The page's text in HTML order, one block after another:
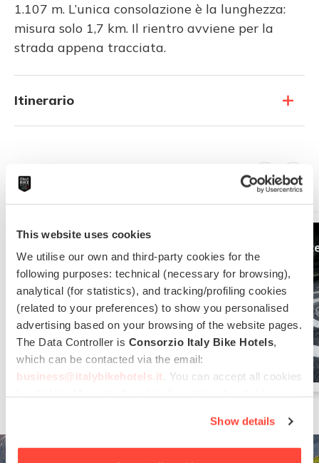
This website uses cookies
We utilise our own and third-party cookies for the
following purposes: technical (necessary for browsing),
analytical (for statistics), and tracking/profiling cookies
(related to your preferences) to show you personalised
advertising based on your browsing of the website pages.
The Data Controller is Consorzio Italy Bike Hotels,
which can be contacted via the email:
business@italybikehotels.it . You can accept all cookies
In order to withdraw the consent provided previously and
Show details
1.107 m. L’unica consolazione è la lunghezza:
misura solo 1,7 km. Il rientro avviene per la
strada appena tracciata.
Itinerario
vicinanze
MTB & E-MTB
Tour delle
Bici da corsa